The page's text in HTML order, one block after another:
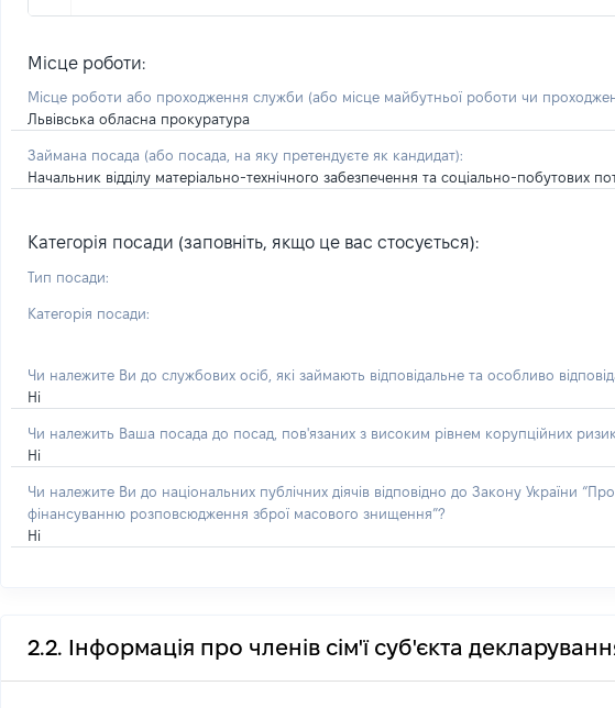
Місце роботи:
Місце роботи або проходження служби (або місце майбутньої роботи чи
Львівська обласна прокуратура
Займана посада (або посада, на яку претендуєте як кандидат):
Начальник відділу матеріально-технічного забезпечення та соціально-побутових
Категорія посади (заповніть, якщо це вас стосується):
Тип посади:
Категорія посади:
Чи належите Ви до службових осіб, які займають відповідальне та особливо
Ні
Чи належить Ваша посада до посад, пов'язаних з високим рівнем корупційних
Ні
Чи належите Ви до національних публічних діячів відповідно до Закону України
фінансуванню розповсюдження зброї масового знищення”?
Ні
2.2. Інформація про членів сім'ї суб'єкта